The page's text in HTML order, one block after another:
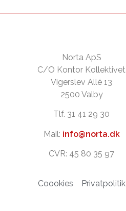
Norta ApS
C/O Kontor Kollektivet
Vigerslev Allé 13
2500 Valby
Tlf. 31 41 29 30
Mail: info@norta.dk
CVR: 45 80 35 97
Coookies Privatpolitik